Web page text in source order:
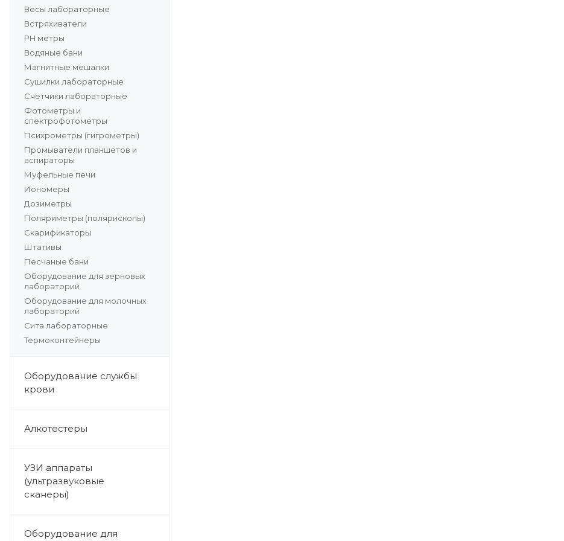
Весы лабораторные
Встряхиватели
PH метры
Водяные бани
Магнитные мешалки
Сушилки лабораторные
Счетчики лабораторные
Фотометры и
спектрофотометры
Психрометры (гигрометры)
Промыватели планшетов и
аспираторы
Муфельные печи
Иономеры
Дозиметры
Поляриметры (полярископы)
Скарификаторы
Штативы
Песчаные бани
Оборудование для зерновых
лабораторий
Оборудование для молочных
лабораторий
Сита лабораторные
Термоконтейнеры
Оборудование службы
крови
Алкотестеры
УЗИ аппараты
(ультразвуковые
сканеры)
Оборудование для